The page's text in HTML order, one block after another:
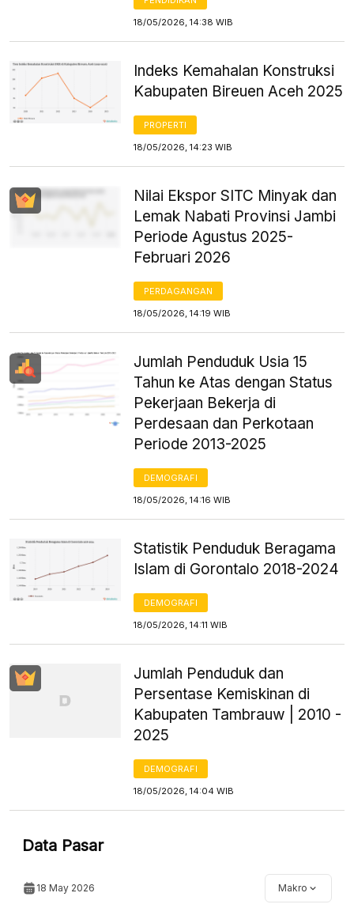
18/05/2026, 14:38 WIB
Indeks Kemahalan Konstruksi
Kabupaten Bireuen Aceh 2025
PROPERTI
18/05/2026, 14:23 WIB
Nilai Ekspor SITC Minyak dan
Lemak Nabati Provinsi Jambi
Periode Agustus 2025-
Februari 2026
PERDAGANGAN
18/05/2026, 14:19 WIB
Jumlah Penduduk Usia 15
Tahun ke Atas dengan Status
Pekerjaan Bekerja di
Perdesaan dan Perkotaan
Periode 2013-2025
DEMOGRAFI
18/05/2026, 14:16 WIB
Statistik Penduduk Beragama
Islam di Gorontalo 2018-2024
DEMOGRAFI
18/05/2026, 14:11 WIB
Jumlah Penduduk dan
Persentase Kemiskinan di
Kabupaten Tambrauw | 2010 -
2025
DEMOGRAFI
18/05/2026, 14:04 WIB
Data Pasar
18 May 2026 Makro